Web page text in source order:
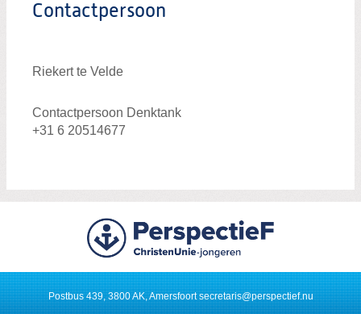
Contactpersoon
Riekert te Velde
Contactpersoon Denktank
+31 6 20514677
Postbus 439, 3800 AK, Amersfoortsecretaris@perspectief.nu